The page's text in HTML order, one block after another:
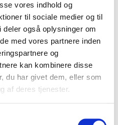
vores indhold og
til sociale medier og til
også oplysninger om
med vores partnere inden
og
kan kombinere disse
du har givet dem, eller som
af deres tjenester.
-70%